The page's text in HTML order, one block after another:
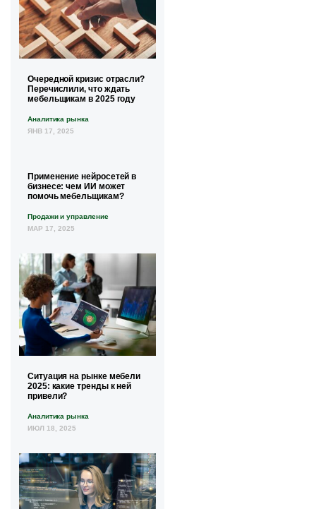
Очередной кризис отрасли?
Перечислили, что ждать
мебельщикам в 2025 году
Аналитика рынка
ЯНВ 17, 2025
Применение нейросетей в
бизнесе: чем ИИ может
помочь мебельщикам?
Продажи и управление
МАР 17, 2025
Ситуация на рынке мебели
2025: какие тренды к ней
привели?
Аналитика рынка
ИЮЛ 18, 2025